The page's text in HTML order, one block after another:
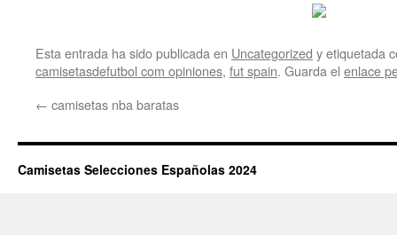
Esta entrada ha sido publicada en Uncategorized y etiquetada
camisetasdefutbol com opiniones, fut spain. Guarda el enlace
← camisetas nba baratas
Camisetas Selecciones Españolas 2024